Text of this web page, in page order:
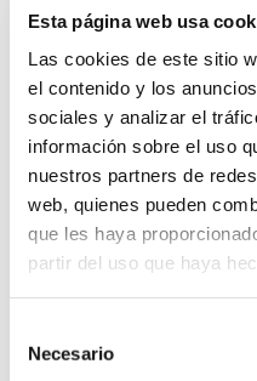
Esta página web usa
Las cookies de este sitio
el contenido y los
sociales y analizar el
información sobre el uso
nuestros partners de
web, quienes pueden
que les haya
partir del uso que haya
Necesario
deuda con ellos por
evangélica por los
Finalmente, la tarde
santidad misionera. El
figura deSanta Teresa
Ignacio Amorós
español misionero en
Fire Institute. Él mismo
Madre Teresa movido
misioneras de la
concluir que más allá de